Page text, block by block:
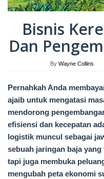
Bisnis
Dan
By Wayne Collins
Pernahkah Anda
ajaib untuk mengatasi
mendorong
efisiensi dan kecepatan
logistik muncul sebagai
sebuah jaringan baja
tapi juga membuka
mengubah peta ekonomi